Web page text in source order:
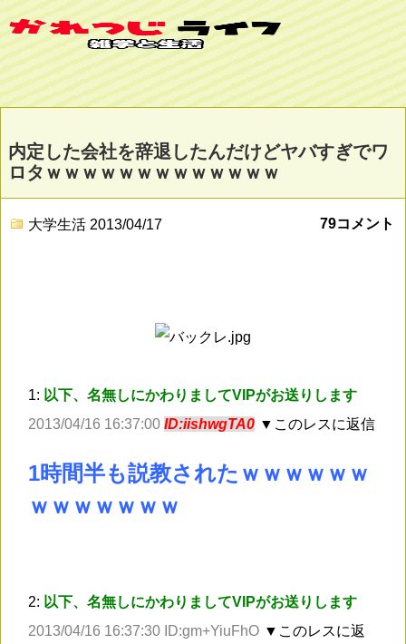
内定した会社を辞退したんだけどヤバすぎでワ
ロタｗｗｗｗｗｗｗｗｗｗｗｗｗ
大学生活 2013/04/17 79コメント
1: 以下、名無しにかわりましてVIPがお送りします
2013/04/16 16:37:00 ID:iishwgTA0 ▼このレスに返信
1時間半も説教されたｗｗｗｗｗｗ
ｗｗｗｗｗｗｗ
2: 以下、名無しにかわりましてVIPがお送りします
2013/04/16 16:37:30 ID:gm+YiuFhO ▼このレスに返